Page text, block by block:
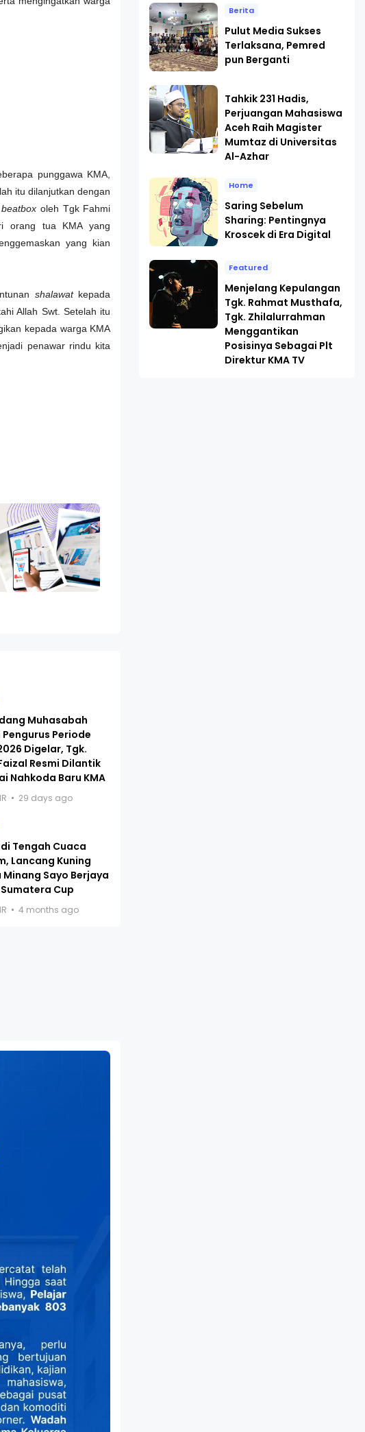
punggawa KMA,
itu dilanjutkan dengan
beatbox oleh Tgk Fahmi
orang tua KMA yang
yang kian
shalawatkepada
Allah Swt. Setelah itu
kepada warga KMA
penawar rindu kita
Muhasabah
Pengurus Periode
Digelar, Tgk.
Resmi Dilantik
Nahkoda Baru KMA
29 days ago
Tengah Cuaca
Lancang Kuning
Sayo Berjaya
Cup
4 months ago
Berita
Pulut Media Sukses
Terlaksana, Pemred
pun Berganti
Tahkik 231 Hadis,
Perjuangan Mahasiswa
Aceh Raih Magister
Mumtaz di Universitas
Al-Azhar
Home
Saring Sebelum
Sharing: Pentingnya
Kroscek di Era Digital
Featured
Menjelang Kepulangan
Tgk. Rahmat Musthafa,
Tgk. Zhilalurrahman
Menggantikan
Posisinya Sebagai Plt
Direktur KMA TV